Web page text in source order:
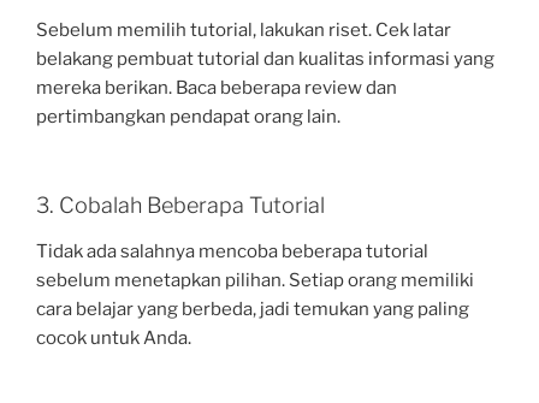
Sebelum memilih tutorial, lakukan riset. Cek latar
belakang pembuat tutorial dan kualitas informasi yang
mereka berikan. Baca beberapa review dan
pertimbangkan pendapat orang lain.
3. Cobalah Beberapa Tutorial
Tidak ada salahnya mencoba beberapa tutorial
sebelum menetapkan pilihan. Setiap orang memiliki
cara belajar yang berbeda, jadi temukan yang paling
cocok untuk Anda.